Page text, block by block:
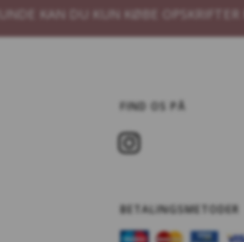
KAN DU KUN KØBE OPSKRIFTER
FIND OS PÅ
BETALINGSMETODER